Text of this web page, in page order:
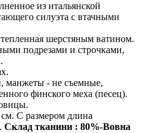
из итальянской
силуэта с втачными
шерстяным ватином.
подрезами и строчками,
манжеты - не съемные,
финского меха (песец).
С размером длина
Склад тканини : 80%-Вовна